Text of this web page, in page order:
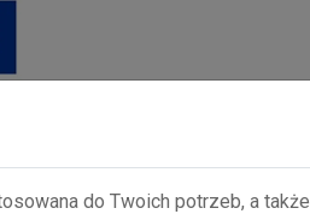
do Twoich potrzeb, a także